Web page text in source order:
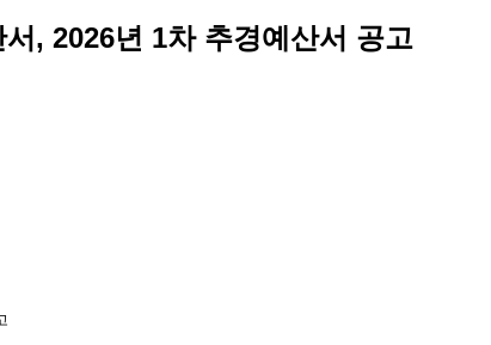
, 2026년 1차 추경예산서 공고